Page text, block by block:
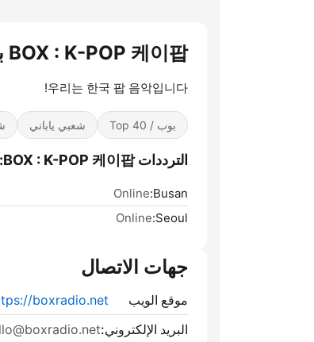
BOX : K-POP 케이팝 بث حي
우리는 한국 팝 음악입니다!
بوب / Top 40 شعبي ياباني
الترددات BOX : K-POP 케이팝:
Busan:
Online
Seoul:
Online
جهات الاتصال
موقع الويب
boxradio.net
البريد الإلكتروني: